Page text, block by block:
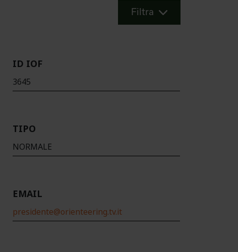
Filtra
ID IOF
3645
TIPO
NORMALE
EMAIL
presidente@orienteering.tv.it